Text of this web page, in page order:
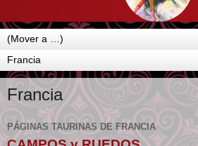
Francia
PÁGINAS TAURINAS DE FRANCIA